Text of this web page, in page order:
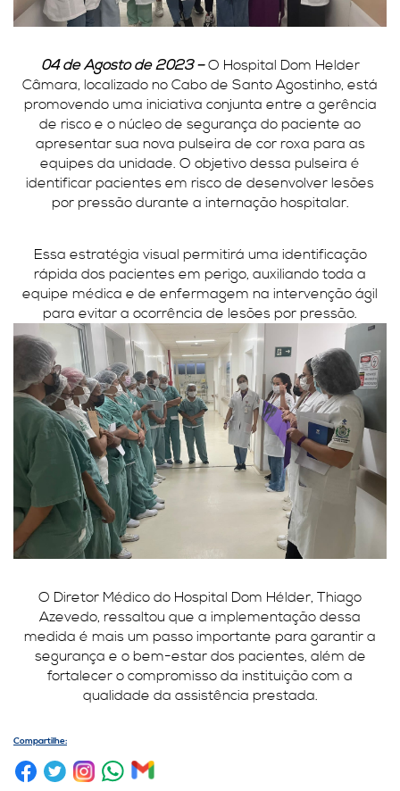
04 de Agosto de 2023 –O Hospital Dom Helder
Câmara, localizado no Cabo de Santo Agostinho, está
promovendo uma iniciativa conjunta entre a gerência
de risco e o núcleo de segurança do paciente ao
apresentar sua nova pulseira de cor roxa para as
equipes da unidade. O objetivo dessa pulseira é
identificar pacientes em risco de desenvolver lesões
por pressão durante a internação hospitalar.
Essa estratégia visual permitirá uma identificação
rápida dos pacientes em perigo, auxiliando toda a
equipe médica e de enfermagem na intervenção ágil
para evitar a ocorrência de lesões por pressão.
O Diretor Médico do Hospital Dom Hélder, Thiago
Azevedo, ressaltou que a implementação dessa
medida é mais um passo importante para garantir a
segurança e o bem-estar dos pacientes, além de
fortalecer o compromisso da instituição com a
qualidade da assistência prestada.
Compartilhe: